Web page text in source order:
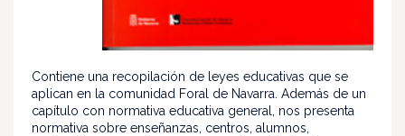
Contiene una recopilación de leyes educativas que se
aplican en la comunidad Foral de Navarra. Además de un
capítulo con normativa educativa general, nos presenta
normativa sobre enseñanzas, centros, alumnos,